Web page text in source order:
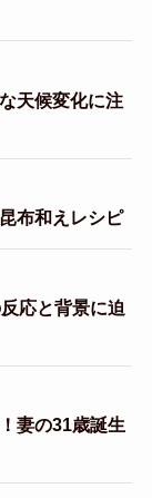
天候変化に注
布和えレシピ
応と背景に迫
妻の31歳誕生